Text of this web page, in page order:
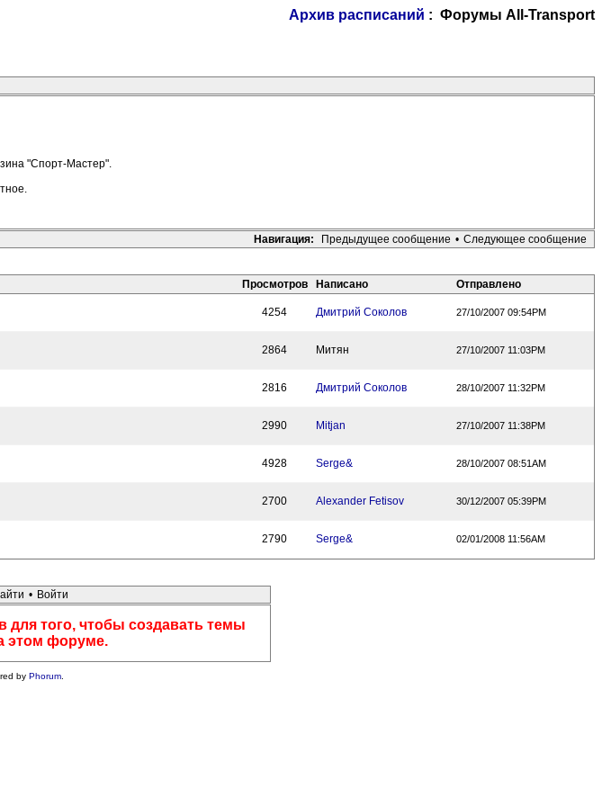
Архив расписаний : Форумы All-Transport
"Спорт-Мастер".
Навигация: Предыдущее сообщение • Следующее сообщение
Просмотров Написано Отправлено
4254 Дмитрий Соколов 27/10/2007 09:54PM
2864 Митян 27/10/2007 11:03PM
2816 Дмитрий Соколов 28/10/2007 11:32PM
2990 Mitjan 27/10/2007 11:38PM
4928 Serge& 28/10/2007 08:51AM
2700 Alexander Fetisov 30/12/2007 05:39PM
2790 Serge& 02/01/2008 11:56AM
• Войти
для того, чтобы создавать темы
этом форуме.
by Phorum.